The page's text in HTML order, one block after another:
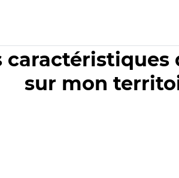
caractéristiques
sur mon